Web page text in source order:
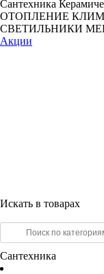
Сантехника
ОТОПЛЕНИЕ
СВЕТИЛЬНИКИ
Акции
Искать в товарах
Сантехника